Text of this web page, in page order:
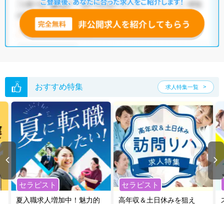
おすすめ特集 求人特集一覧
セラピスト
夏入職求人増加中！魅力的
セラピスト
高年収＆土日休みを狙え